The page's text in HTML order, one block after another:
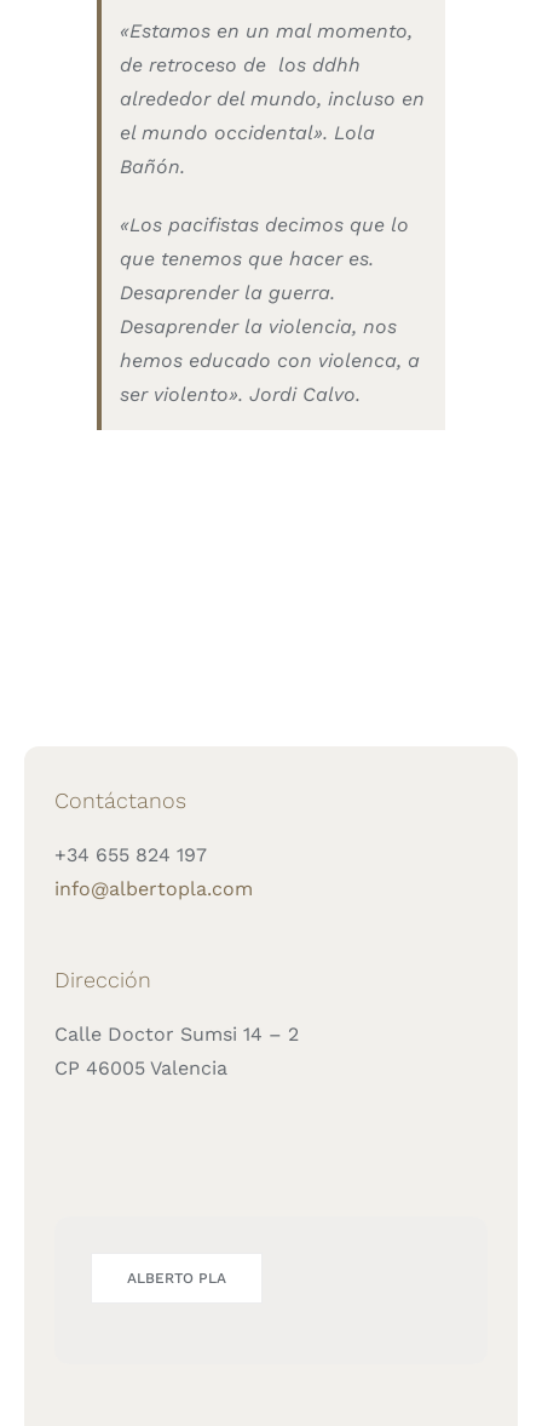
«Estamos en un mal momento,
de retroceso de los ddhh
alrededor del mundo, incluso en
el mundo occidental». Lola
Bañón.
«Los pacifistas decimos que lo
que tenemos que hacer es.
Desaprender la guerra.
Desaprender la violencia, nos
hemos educado con violenca, a
ser violento». Jordi Calvo.
Contáctanos
+34 655 824 197
info@albertopla.com
Dirección
Calle Doctor Sumsi 14 – 2
CP 46005 Valencia
ALBERTO PLA